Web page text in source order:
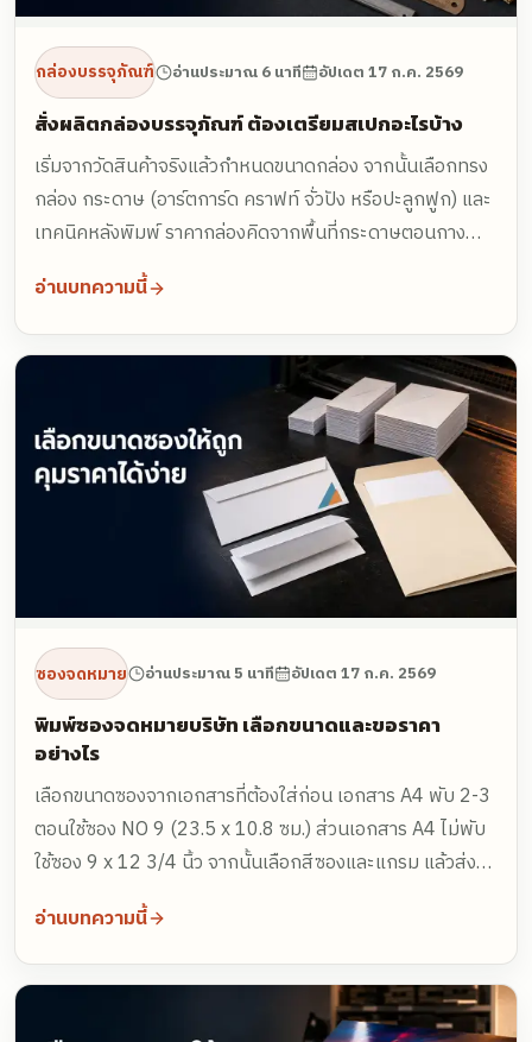
กล่องบรรจุภัณฑ์ อ่านประมาณ 6 นาที อัปเดต17 ก.ค. 2569
สั่งผลิตกล่องบรรจุภัณฑ์ ต้องเตรียมสเปกอะไรบ้าง
เริ่มจากวัดสินค้าจริงแล้วกำหนดขนาดกล่อง จากนั้นเลือกทรง
กล่อง กระดาษ (อาร์ตการ์ด คราฟท์ จั่วปัง หรือปะลูกฟูก) และ
เทคนิคหลังพิมพ์ ราคากล่องคิดจากพื้นที่กระดาษตอนกาง
ออกไม่ใช่ขนาดกล่องสำเร็จ ยิ่งสั่งมากราคาต่อใบยิ่งถูก งาน
ล็อตเล็กใช้ Digital Offset งานจำนวนมากใช้ Offset ส่งขนาด
จำนวน ไฟล์ไดคัท และวันใช้งานให้โรงพิมพ์ประเมินได้เลย
อ่านบทความนี้
ซองจดหมาย อ่านประมาณ 5 นาที อัปเดต17 ก.ค. 2569
พิมพ์ซองจดหมายบริษัท เลือกขนาดและขอราคา
อย่างไร
เลือกขนาดซองจากเอกสารที่ต้องใส่ก่อน เอกสาร A4 พับ 2-3
ตอนใช้ซอง NO 9 (23.5 x 10.8 ซม.) ส่วนเอกสาร A4 ไม่พับ
ใช้ซอง 9 x 12 3/4 นิ้ว จากนั้นเลือกสีซองและแกรม แล้วส่ง
ขนาด จำนวน จำนวนสีพิมพ์ ตำแหน่งโลโก้ และไฟล์เวกเตอร์ให้
โรงพิมพ์ประเมินราคา ยิ่งสั่งจำนวนมากราคาต่อใบยิ่งลดลง
ชัดเจน
อ่านบทความนี้